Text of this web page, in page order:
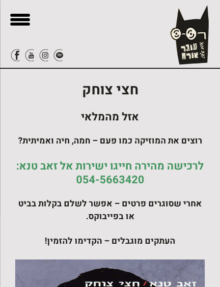
עבור
לתוכן
צור-קשר
חצי צוחק
אזל מהמלאי
רוצים את המוזיקה כמו פעם – חמה, חיה ואמיתית?
לרכישה מהירה חייגו ישירות אל זאב טנא:
054-5663420
אחרי שסוגרים פרטים – אפשר לשלם בקלות בביט
או בפייבוקס.
העתקים מוגבלים – הקדימו להזמין!